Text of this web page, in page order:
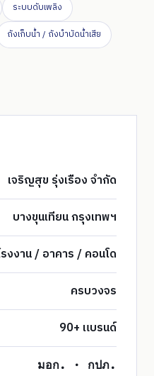
ระบบดับเพลิง
ถังเก็บน้ำ / ถังบำบัดน้ำเสีย
เจริญสุข รุ่งเรือง จำกัด
บางขุนเทียน กรุงเทพฯ
งงาน / อาคาร / คอนโด
ครบวงจร
90+ แบรนด์
มอก. · กปภ.